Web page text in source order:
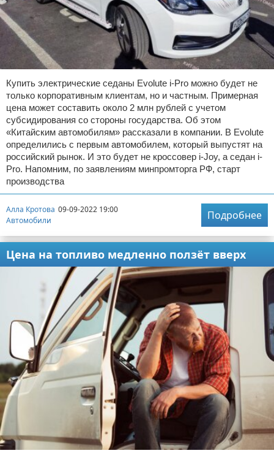
Купить электрические седаны Evolute i-Pro можно будет не
только корпоративным клиентам, но и частным. Примерная
цена может составить около 2 млн рублей с учетом
субсидирования со стороны государства. Об этом
«Китайским автомобилям» рассказали в компании. В Evolute
определились с первым автомобилем, который выпустят на
российский рынок. И это будет не кроссовер i-Joy, а седан i-
Pro. Напомним, по заявлениям минпромторга РФ, старт
производства
Алла Кротова 09-09-2022 19:00
Автомобили
Подробнее
Цена на топливо медленно ползёт вверх